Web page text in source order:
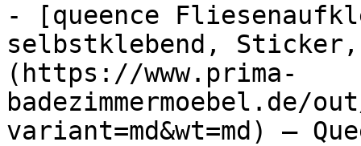
- [queence
selbstklebend,
(https://www.prima-
badezimmermoebel.de/
variant=md&wt=md) —